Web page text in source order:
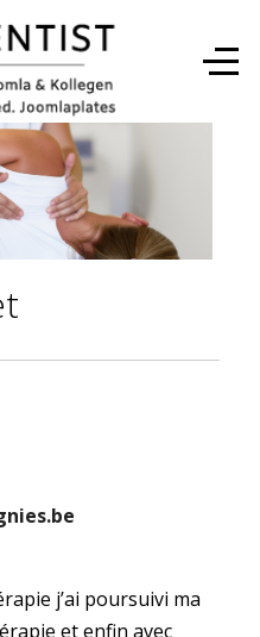
j’ai poursuivi ma
et enfin avec